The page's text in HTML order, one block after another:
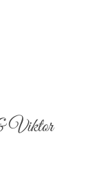
Viktor